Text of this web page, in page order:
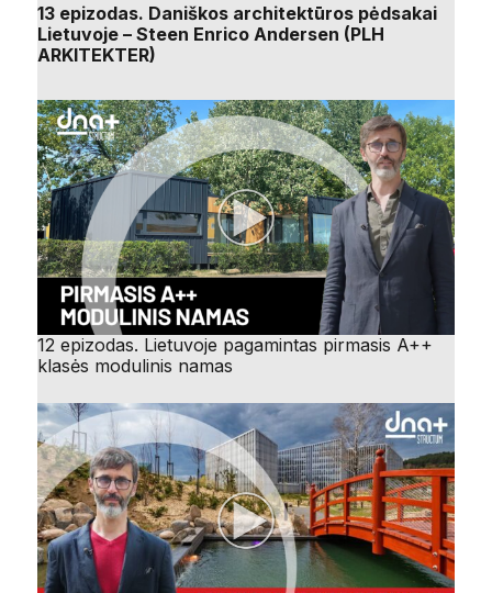
13 epizodas. Daniškos architektūros pėdsakai
Lietuvoje – Steen Enrico Andersen (PLH
ARKITEKTER)
12 epizodas. Lietuvoje pagamintas pirmasis A++
klasės modulinis namas